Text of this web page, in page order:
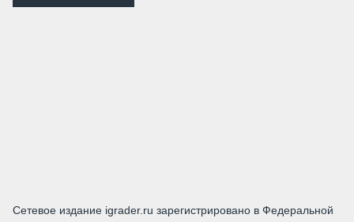
Сетевое издание igrader.ru зарегистрировано в Федеральной